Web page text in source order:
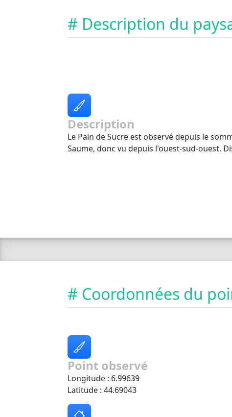
# Description du
Description
Le Pain de Sucre est observé depuis le
Saume, donc vu depuis l'ouest-sud-ouest.
# Coordonnées du
Point observé
Longitude : 6.99639
Latitude : 44.69043